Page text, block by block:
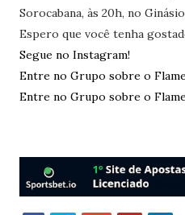
Sorocabana, às 20h, no
Espero que você tenha
Segue no Instagram!
Entre no Grupo sobre o
Entre no Grupo sobre o